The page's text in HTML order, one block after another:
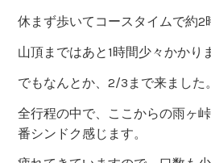
休まず歩いてコースタイムで約2
山頂まではあと1時間少々かかり
でもなんとか、2/3まで来ました。
全行程の中で、ここからの雨ヶ
番シンドク感じます。